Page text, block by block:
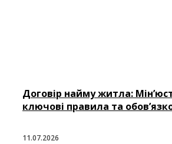
Договір найму житла:
ключові правила та
11.07.2026